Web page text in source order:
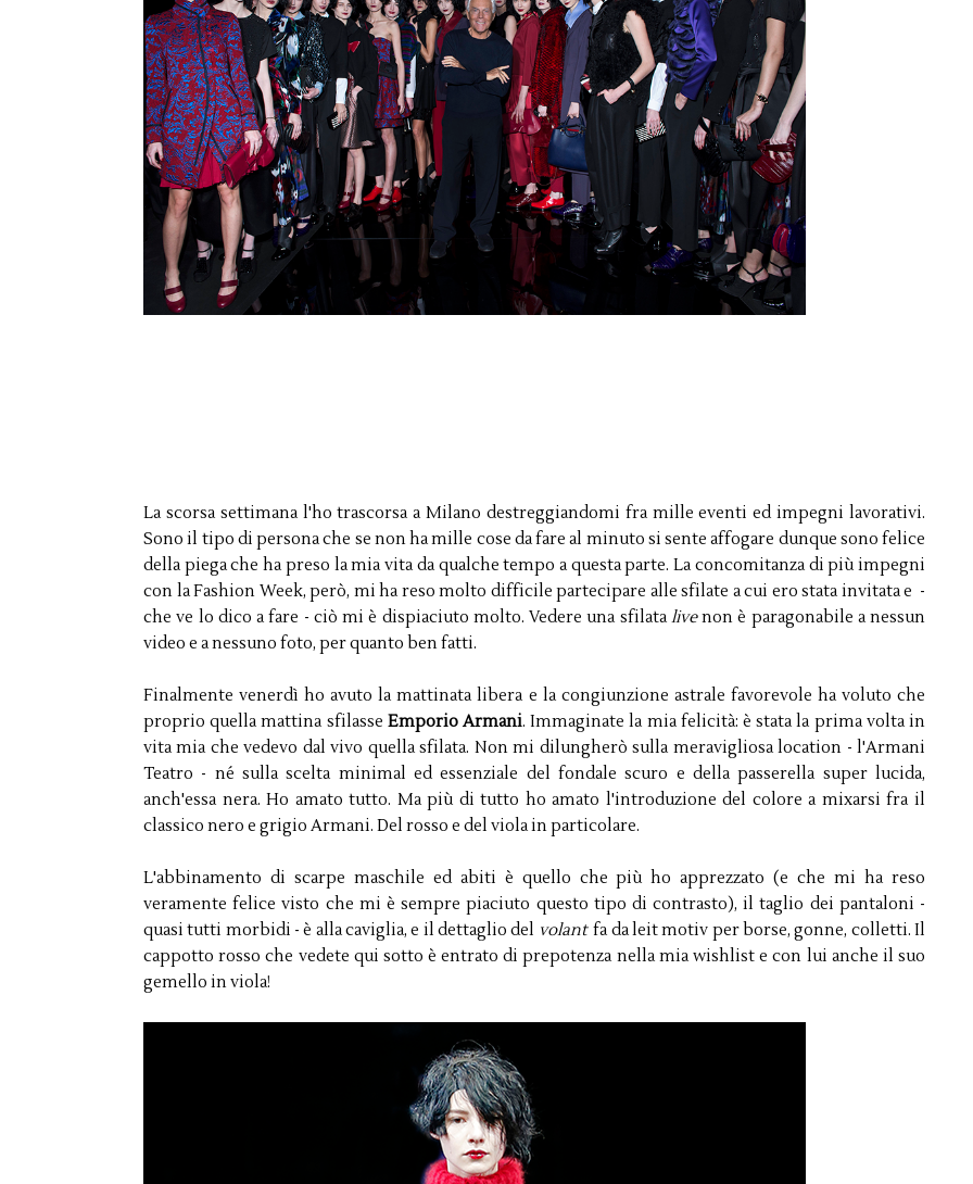
La scorsa settimana l'ho trascorsa a Milano destreggiandomi fra mille eventi ed impegni lavorativi.
Sono il tipo di persona che se non ha mille cose da fare al minuto si sente affogare dunque sono felice
della piega che ha preso la mia vita da qualche tempo a questa parte. La concomitanza di più impegni
con la Fashion Week, però, mi ha reso molto difficile partecipare alle sfilate a cui ero stata invitata e -
che ve lo dico a fare - ciò mi è dispiaciuto molto. Vedere una sfilata livenon è paragonabile a nessun
video e a nessuno foto, per quanto ben fatti.
Finalmente venerdì ho avuto la mattinata libera e la congiunzione astrale favorevole ha voluto che
proprio quella mattina sfilasse Emporio Armani. Immaginate la mia felicità: è stata la prima volta in
vita mia che vedevo dal vivo quella sfilata. Non mi dilungherò sulla meravigliosa location - l'Armani
Teatro - né sulla scelta minimal ed essenziale del fondale scuro e della passerella super lucida,
anch'essa nera. Ho amato tutto. Ma più di tutto ho amato l'introduzione del colore a mixarsi fra il
classico nero e grigio Armani. Del rosso e del viola in particolare.
L'abbinamento di scarpe maschile ed abiti è quello che più ho apprezzato (e che mi ha reso
veramente felice visto che mi è sempre piaciuto questo tipo di contrasto), il taglio dei pantaloni -
quasi tutti morbidi - è alla caviglia, e il dettaglio del volantfa da leit motiv per borse, gonne, colletti. Il
cappotto rosso che vedete qui sotto è entrato di prepotenza nella mia wishlist e con lui anche il suo
gemello in viola!